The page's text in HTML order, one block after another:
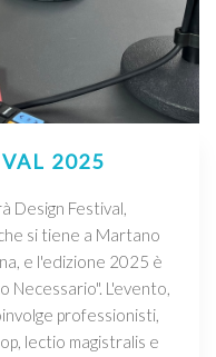
2025
Design Festival,
si tiene a Martano
e l'edizione 2025 è
Necessario". L'evento,
professionisti,
lectio magistralis e